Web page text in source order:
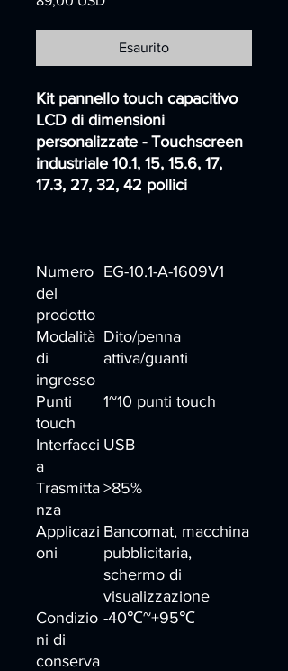
Esaurito
Kit pannello touch capacitivo
LCD di dimensioni
personalizzate - Touchscreen
industriale 10.1, 15, 15.6, 17,
17.3, 27, 32, 42 pollici
Numero
del
prodotto
EG-10.1-A-1609V1
Modalità
di
ingresso
Dito/penna
attiva/guanti
Punti
touch
1~10 punti touch
Interfacci
a
USB
Trasmitta
nza
>85%
Applicazi
oni
Bancomat, macchina
pubblicitaria,
schermo di
visualizzazione
Condizio
ni di
conserva
-40℃~+95℃